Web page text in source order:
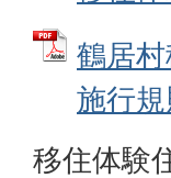
鶴居
施行
移住体験